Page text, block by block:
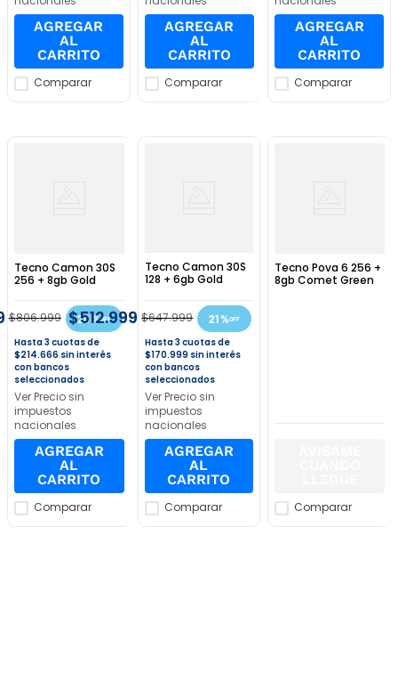
Comparar
AGREGAR
AL
CARRITO
Comparar
AGREGAR
AL
CARRITO
Comparar
AGREGAR
AL
CARRITO
Comparar
Tecno Camon 30S
256 + 8gb Gold
20 %
$806.999
3
$214.666 sin interés
con bancos
seleccionados
Ver Precio sin
impuestos
nacionales
AGREGAR
AL
CARRITO
Comparar
Tecno Camon 30S
128 + 6gb Gold
21 %
$512.999 $647.999
3
$170.999sin interés
con bancos
seleccionados
Ver Precio sin
impuestos
nacionales
AGREGAR
AL
CARRITO
Comparar
Tecno Pova 6 256 +
8gb Comet Green